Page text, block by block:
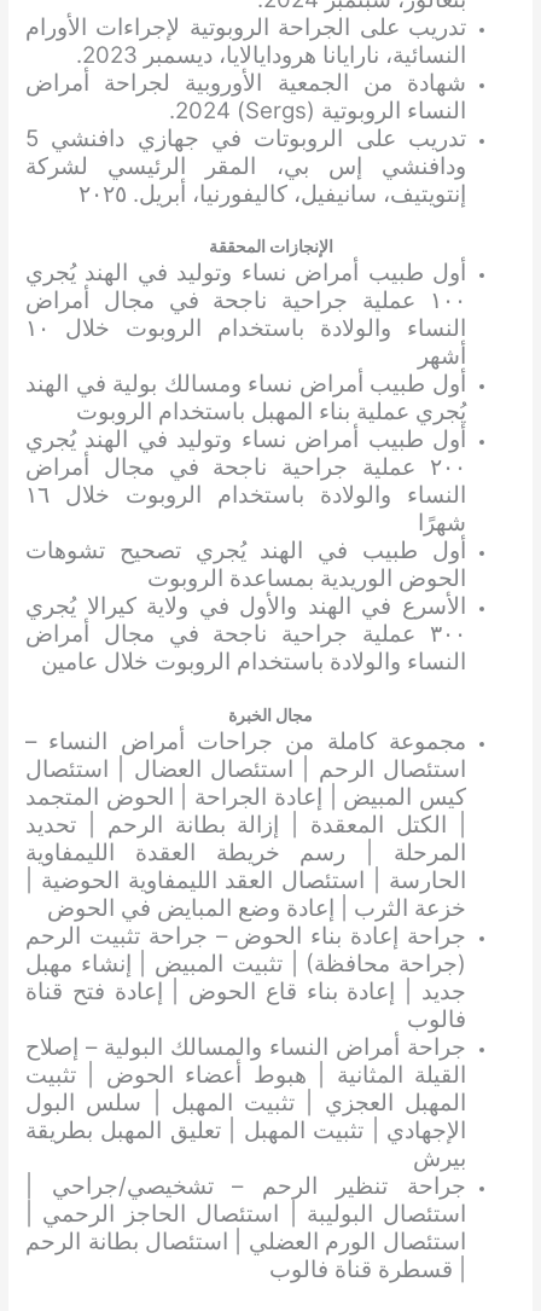
تدريب على الجراحة الروبوتية لإجراءات الأورام
النسائية، نارايانا هرودايالايا، ديسمبر 2023.
شهادة من الجمعية الأوروبية لجراحة أمراض
النساء الروبوتية (Sergs) 2024.
تدريب على الروبوتات في جهازي دافنشي 5
ودافنشي إس بي، المقر الرئيسي لشركة
إنتويتيف، سانيفيل، كاليفورنيا، أبريل. ٢٠٢٥
الإنجازات المحققة
أول طبيب أمراض نساء وتوليد في الهند يُجري
١٠٠ عملية جراحية ناجحة في مجال أمراض
النساء والولادة باستخدام الروبوت خلال ١٠
أشهر
أول طبيب أمراض نساء ومسالك بولية في الهند
يُجري عملية بناء المهبل باستخدام الروبوت
أول طبيب أمراض نساء وتوليد في الهند يُجري
٢٠٠ عملية جراحية ناجحة في مجال أمراض
النساء والولادة باستخدام الروبوت خلال ١٦
شهرًا
أول طبيب في الهند يُجري تصحيح تشوهات
الحوض الوريدية بمساعدة الروبوت
الأسرع في الهند والأول في ولاية كيرالا يُجري
٣٠٠ عملية جراحية ناجحة في مجال أمراض
النساء والولادة باستخدام الروبوت خلال عامين
مجال الخبرة
مجموعة كاملة من جراحات أمراض النساء –
استئصال الرحم | استئصال العضال | استئصال
كيس المبيض | إعادة الجراحة | الحوض المتجمد
| الكتل المعقدة | إزالة بطانة الرحم | تحديد
المرحلة | رسم خريطة العقدة الليمفاوية
الحارسة | استئصال العقد الليمفاوية الحوضية |
خزعة الثرب | إعادة وضع المبايض في الحوض
جراحة إعادة بناء الحوض – جراحة تثبيت الرحم
(جراحة محافظة) | تثبيت المبيض | إنشاء مهبل
جديد | إعادة بناء قاع الحوض | إعادة فتح قناة
فالوب
جراحة أمراض النساء والمسالك البولية – إصلاح
القيلة المثانية | هبوط أعضاء الحوض | تثبيت
المهبل العجزي | تثبيت المهبل | سلس البول
الإجهادي | تثبيت المهبل | تعليق المهبل بطريقة
بيرش
جراحة تنظير الرحم – تشخيصي/جراحي |
استئصال البوليبة | استئصال الحاجز الرحمي |
استئصال الورم العضلي | استئصال بطانة الرحم
| قسطرة قناة فالوب